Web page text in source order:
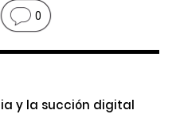
0
y la succión digital